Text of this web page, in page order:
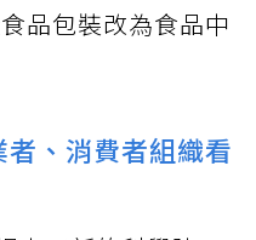
品包裝改為食品中
、消費者組織看